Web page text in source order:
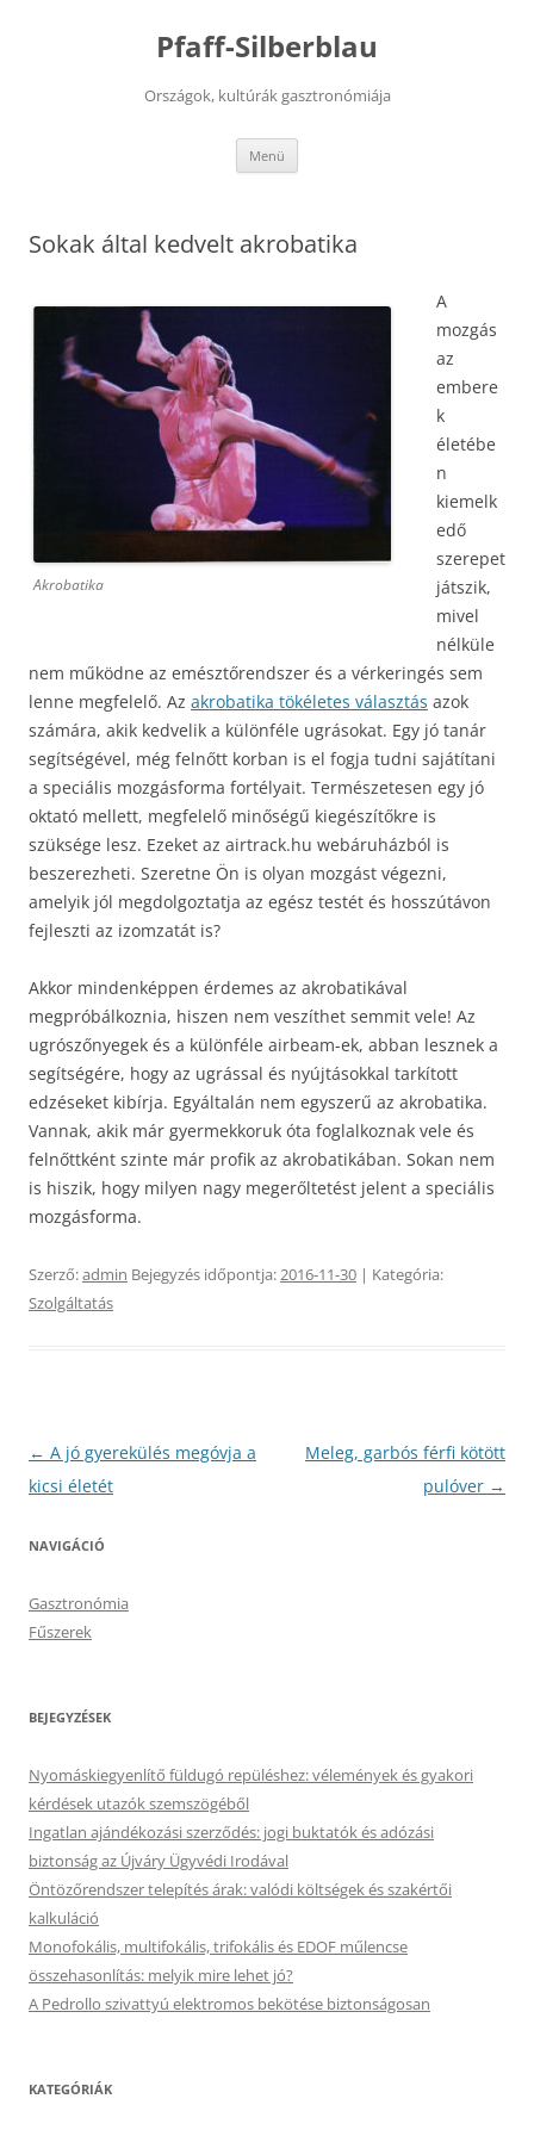
Pfaff-Silberblau
Országok, kultúrák gasztronómiája
Menü
Sokak által kedvelt akrobatika
Akrobatika
A
mozgás
az
embere
k
életébe
n
kiemelk
edő
szerepet
játszik,
mivel
nélküle
nem működne az emésztőrendszer és a vérkeringés sem
lenne megfelelő. Az akrobatika tökéletes választás azok
számára, akik kedvelik a különféle ugrásokat. Egy jó tanár
segítségével, még felnőtt korban is el fogja tudni sajátítani
a speciális mozgásforma fortélyait. Természetesen egy jó
oktató mellett, megfelelő minőségű kiegészítőkre is
szüksége lesz. Ezeket az airtrack.hu webáruházból is
beszerezheti. Szeretne Ön is olyan mozgást végezni,
amelyik jól megdolgoztatja az egész testét és hosszútávon
fejleszti az izomzatát is?
Akkor mindenképpen érdemes az akrobatikával
megpróbálkoznia, hiszen nem veszíthet semmit vele! Az
ugrószőnyegek és a különféle airbeam-ek, abban lesznek a
segítségére, hogy az ugrással és nyújtásokkal tarkított
edzéseket kibírja. Egyáltalán nem egyszerű az akrobatika.
Vannak, akik már gyermekkoruk óta foglalkoznak vele és
felnőttként szinte már profik az akrobatikában. Sokan nem
is hiszik, hogy milyen nagy megerőltetést jelent a speciális
mozgásforma.
Szerző:admin Bejegyzés időpontja:2016-11-30 | Kategória:
Szolgáltatás
Bejegyzés
navigáció
← A jó gyerekülés megóvja a
kicsi életét
Meleg, garbós férfi kötött
pulóver →
NAVIGÁCIÓ
Gasztronómia
Fűszerek
BEJEGYZÉSEK
Nyomáskiegyenlítő füldugó repüléshez: vélemények és gyakori
kérdések utazók szemszögéből
Ingatlan ajándékozási szerződés: jogi buktatók és adózási
biztonság az Újváry Ügyvédi Irodával
Öntözőrendszer telepítés árak: valódi költségek és szakértői
kalkuláció
Monofokális, multifokális, trifokális és EDOF műlencse
összehasonlítás: melyik mire lehet jó?
A Pedrollo szivattyú elektromos bekötése biztonságosan
KATEGÓRIÁK